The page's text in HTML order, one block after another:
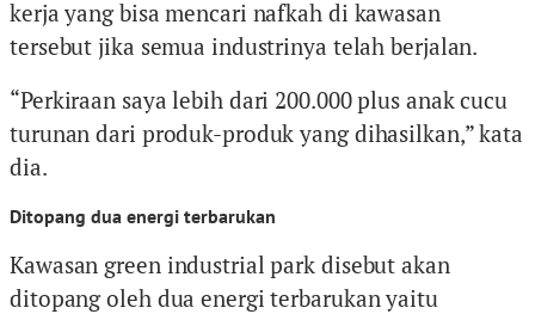
kerja yang bisa mencari nafkah di kawasan
tersebut jika semua industrinya telah berjalan.
“Perkiraan saya lebih dari 200.000 plus anak cucu
turunan dari produk-produk yang dihasilkan,” kata
dia.
Ditopang dua energi terbarukan
Kawasan green industrial park disebut akan
ditopang oleh dua energi terbarukan yaitu